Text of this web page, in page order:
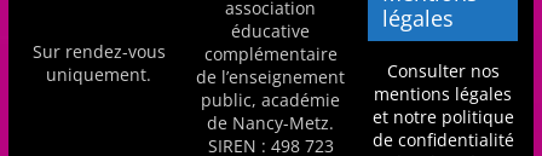
Sur rendez-vous
uniquement.
association
éducative
complémentaire
de l’enseignement
public, académie
de Nancy-Metz.
SIREN : 498 723
légales
Consulter nos
mentions légales
et notre politique
de confidentialité